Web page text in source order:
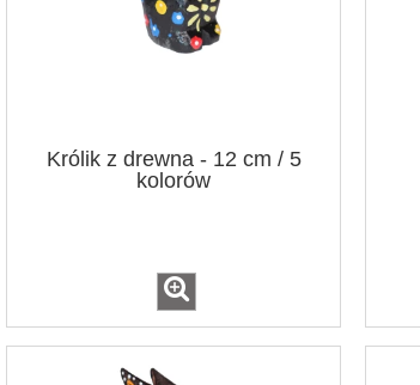
Królik z drewna - 12 cm / 5
kolorów